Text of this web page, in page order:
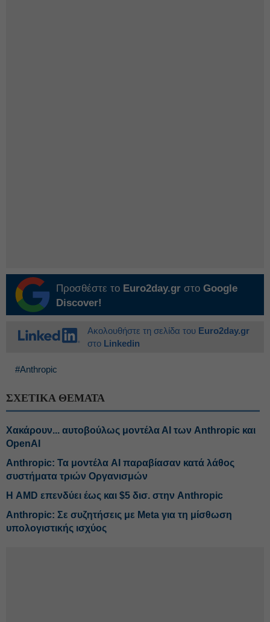
Προσθέστε το Euro2day.gr στο Google
Discover!
Ακολουθήστε τη σελίδα του Euro2day.gr
στο Linkedin
#Anthropic
ΣΧΕΤΙΚΑ ΘΕΜΑΤΑ
Χακάρουν... αυτοβούλως μοντέλα ΑΙ των Anthropic και
OpenAI
Anthropic: Τα μοντέλα AI παραβίασαν κατά λάθος
συστήματα τριών Οργανισμών
Η AMD επενδύει έως και $5 δισ. στην Anthropic
Anthropic: Σε συζητήσεις με Μeta για τη μίσθωση
υπολογιστικής ισχύος